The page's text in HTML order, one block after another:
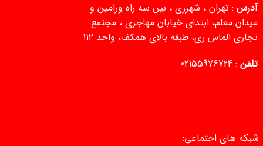
آدرس : تهران ، شهرری ، بین سه راه ورامین و
میدان معلم، ابتدای خیابان مهاجری ، مجتمع
تجاری الماس ری، طبقه بالای همکف، واحد ۱۱۲
تلفن :
02155976724
شبکه های اجتماعی: